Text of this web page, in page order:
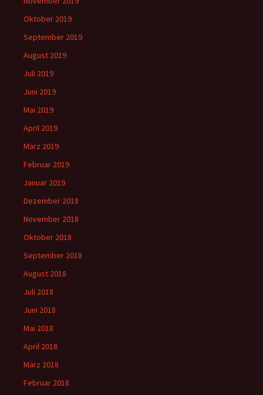
Oktober 2019
September 2019
August 2019
Juli 2019
Juni 2019
Mai 2019
April 2019
März 2019
Februar 2019
Januar 2019
Dezember 2018
November 2018
Oktober 2018
September 2018
August 2018
Juli 2018
Juni 2018
Mai 2018
April 2018
März 2018
Februar 2018